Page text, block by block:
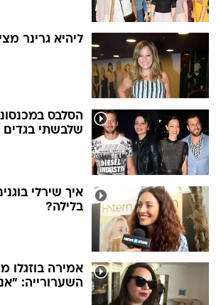
ליהיא גרינר
הסלבס
שלבשתי
איך שירלי
בלילה?
אמירה בוזגלו
השערורייה: